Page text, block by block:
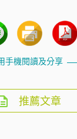
手機閱讀及分享
推薦文章